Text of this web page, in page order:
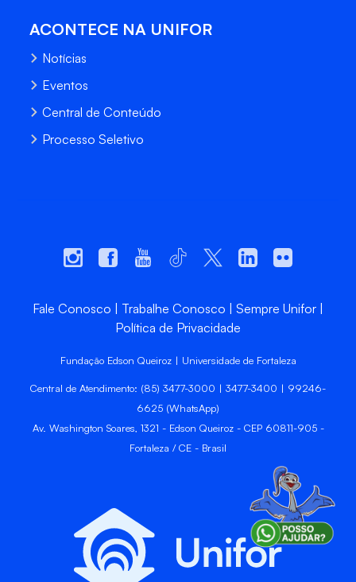
ACONTECE NA UNIFOR
Notícias
Eventos
Central de Conteúdo
Processo Seletivo
Fale Conosco Trabalhe Conosco
Sempre Unifor
Política de Privacidade
Fundação Edson Queiroz | Universidade de Fortaleza
Central de Atendimento: (85) 3477-3000 | 3477-3400 | 99246-
6625 (WhatsApp)
Av. Washington Soares, 1321 - Edson Queiroz - CEP 60811-905 -
Fortaleza / CE - Brasil